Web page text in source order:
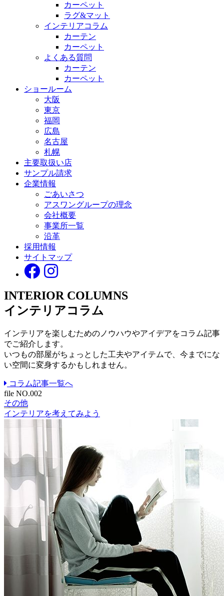
カーペット
ラグ&マット
インテリアコラム
カーテン
カーペット
よくある質問
カーテン
カーペット
ショールーム
大阪
東京
福岡
広島
名古屋
札幌
主要取扱い店
サンプル請求
企業情報
ごあいさつ
アスワングループの理念
会社概要
事業所一覧
沿革
採用情報
サイトマップ
INTERIOR COLUMNS
インテリアコラム
インテリアを楽しむための ノウハウやアイデアをコラム記事
でご紹介します。
いつもの部屋がちょっとした工夫やアイテムで、 今までにな
い空間に変身するかもしれません。
コラム記事一覧へ
file NO.002
その他
インテリアを考えてみよう